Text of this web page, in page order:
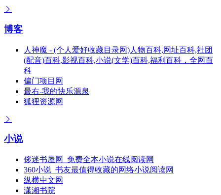
博客
人神魔 - (个人爱好收藏目录网)人物百科,网址百科,社团
(配音)百科,影视百科,小说(文学)百科,福利百科，全网百
科
偏门项目网
最右-我的快乐源泉
狐狸资源网
小说
侈迷书屋网_免费全本小说在线阅读网
360小说_书友最值得收藏的网络小说阅读网
纵横中文网
潇湘书院